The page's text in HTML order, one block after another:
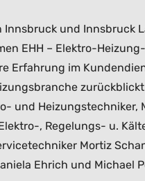
Innsbruck und Innsbruck
EHH – Elektro-
Erfahrung im
und Heizungstechniker,
, Regelungs- u.
Mortiz
Ehrich und Michael